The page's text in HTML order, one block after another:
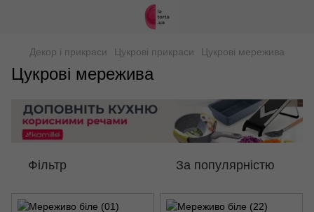
Декор і прикраси Цукрові прикраси Цукрові мережива
Цукрові мережива
Фільтр За популярністю